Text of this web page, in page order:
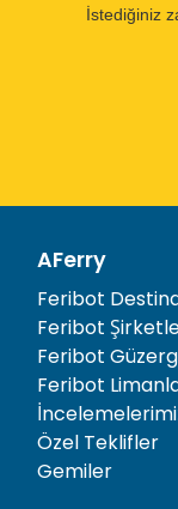
İstediğiniz
AFerry
Feribot
Feribot
Feribot
Feribot
Özel Teklifler
Gemiler